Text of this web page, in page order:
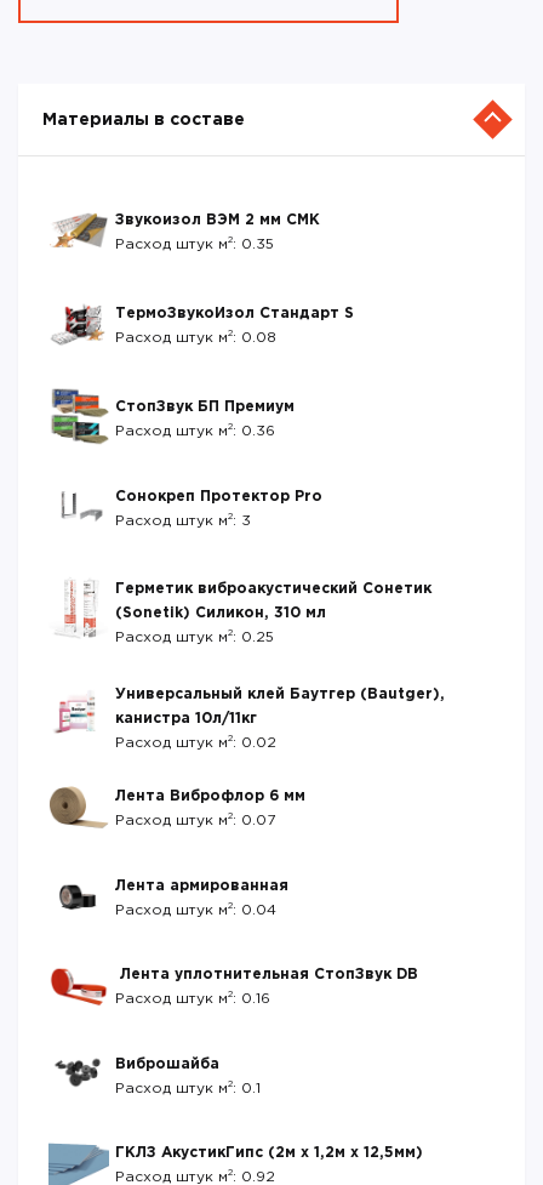
Материалы в составе
Звукоизол ВЭМ 2 мм СМК
Расход штук м2: 0.35
ТермоЗвукоИзол Стандарт S
Расход штук м2: 0.08
СтопЗвук БП Премиум
Расход штук м2: 0.36
Сонокреп Протектор Pro
Расход штук м2: 3
Герметик виброакустический Сонетик
(Sonetik) Силикон, 310 мл
Расход штук м2: 0.25
Универсальный клей Баутгер (Bautger),
канистра 10л/11кг
Расход штук м2: 0.02
Лента Виброфлор 6 мм
Расход штук м2: 0.07
Лента армированная
Расход штук м2: 0.04
Лента уплотнительная СтопЗвук DB
Расход штук м2: 0.16
Виброшайба
Расход штук м2: 0.1
ГКЛЗ АкустикГипс (2м х 1,2м х 12,5мм)
Расход штук м2: 0.92